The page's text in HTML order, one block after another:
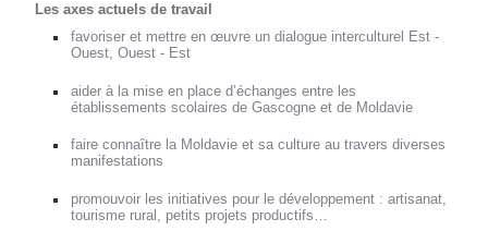
Les axes actuels de travail
favoriser et mettre en œuvre un dialogue interculturel Est -
Ouest, Ouest - Est
aider à la mise en place d’échanges entre les
établissements scolaires de Gascogne et de Moldavie
faire connaître la Moldavie et sa culture au travers diverses
manifestations
promouvoir les initiatives pour le développement : artisanat,
tourisme rural, petits projets productifs…